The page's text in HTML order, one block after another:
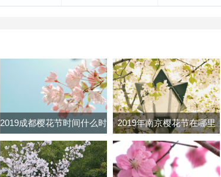
2019成都樱花节时间什么时
候 成都樱花节时间地点门
票
2019年南京樱花节在哪里
南京各大樱花节地址路线及
门票